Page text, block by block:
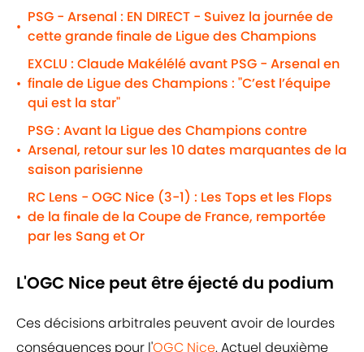
•
PSG - Arsenal : EN DIRECT - Suivez la journée de
cette grande finale de Ligue des Champions
•
EXCLU : Claude Makélélé avant PSG - Arsenal en
finale de Ligue des Champions : "C’est l’équipe
qui est la star"
•
PSG : Avant la Ligue des Champions contre
Arsenal, retour sur les 10 dates marquantes de la
saison parisienne
•
RC Lens - OGC Nice (3-1) : Les Tops et les Flops
de la finale de la Coupe de France, remportée
par les Sang et Or
L'OGC Nice peut être éjecté du podium
Ces décisions arbitrales peuvent avoir de lourdes
conséquences pour l'OGC Nice. Actuel deuxième